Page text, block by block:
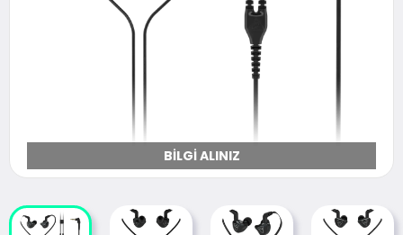
BILGI ALINIZ